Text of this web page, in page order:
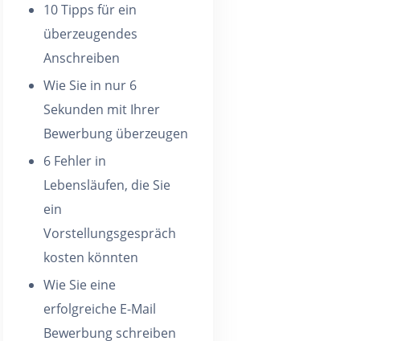
10 Tipps für ein
überzeugendes
Anschreiben
Wie Sie in nur 6
Sekunden mit Ihrer
Bewerbung überzeugen
6 Fehler in
Lebensläufen, die Sie
ein
Vorstellungsgespräch
kosten könnten
Wie Sie eine
erfolgreiche E-Mail
Bewerbung schreiben